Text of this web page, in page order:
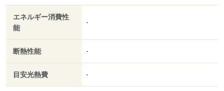
ＬＤＫ◇ウォークインクローゼット２ヶ所付で収納豊富◇
敷地内駐車場、駐輪場、バイク置き場あり（空き状況要確
認）◇令和１年１１月リフォーム履歴有り キッチン、浴
【設備・特記事項備考】専用バス・専用トイレ・耐震構
造・全居室収納
国土法届出：不要
エネルギー消費性
能
-
断熱性能 -
目安光熱費 -